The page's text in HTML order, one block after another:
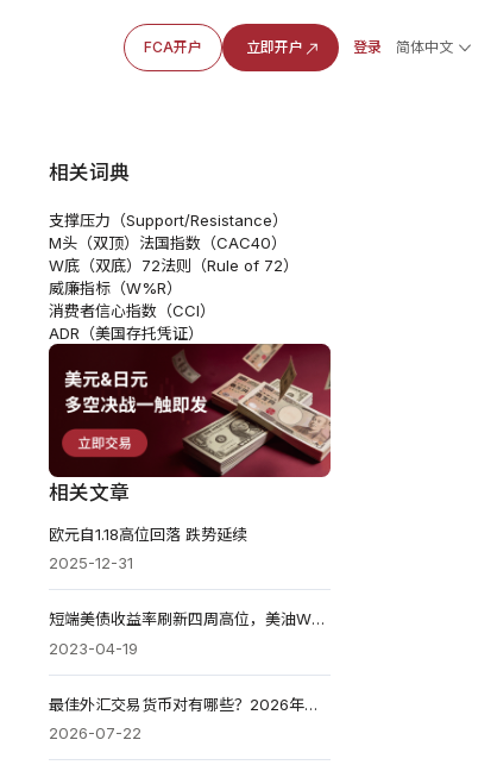
FCA开户 立即开户 登录 简体中文
相关词典
支撑压力（Support/Resistance）
M头（双顶） 法国指数（CAC40）
W底（双底） 72法则（Rule of 72）
威廉指标（W%R）
消费者信心指数（CCI）
ADR（美国存托凭证）
相关文章
欧元自1.18高位回落 跌势延续
2025-12-31
短端美债收益率刷新四周高位，美油WTI跌1%并失守80美元
2023-04-19
最佳外汇交易货币对有哪些？2026年新手必看的6大热门货币对
2026-07-22